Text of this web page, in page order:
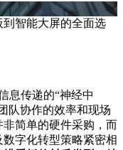
智能大屏的全面选
传递的“神经中
队协作的效率和现场
简单的硬件采购，而
字化转型策略紧密相